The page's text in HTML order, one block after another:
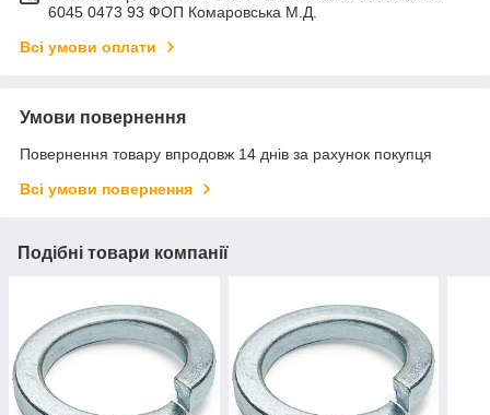
6045 0473 93 ФОП Комаровська М.Д.
Всі умови оплати
Умови повернення
Повернення товару впродовж 14 днів за рахунок покупця
Всі умови повернення
Подібні товари компанії